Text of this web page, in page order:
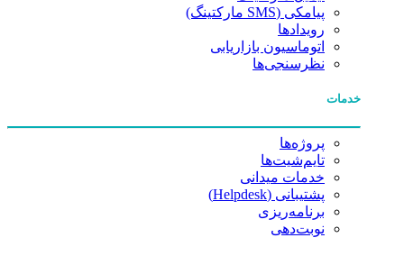
پیامکی (SMS مارکتینگ)
رویدادها
اتوماسیون بازاریابی
نظرسنجی‌ها
خدمات
پروژه‌ها
تایم‌شیت‌ها
خدمات میدانی
پشتیبانی (Helpdesk)
برنامه‌ریزی
نوبت‌دهی